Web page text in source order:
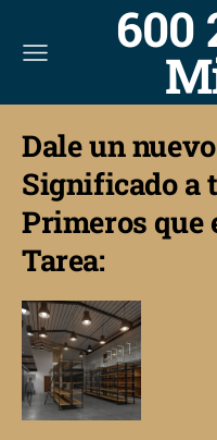
600
Dale un
Significado a
Primeros que
Tarea: